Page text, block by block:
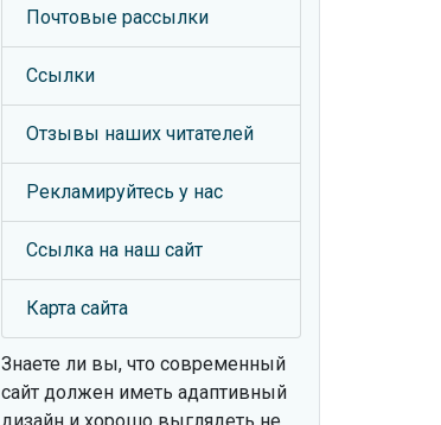
Почтовые рассылки
Ссылки
Отзывы наших читателей
Рекламируйтесь у нас
Ссылка на наш сайт
Карта сайта
Знаете ли вы, что современный
сайт должен иметь адаптивный